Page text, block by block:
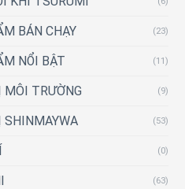
BÁN CHẠY (23)
NỔI BẬT (11)
TRƯỜNG (9)
(53)
(0)
(63)